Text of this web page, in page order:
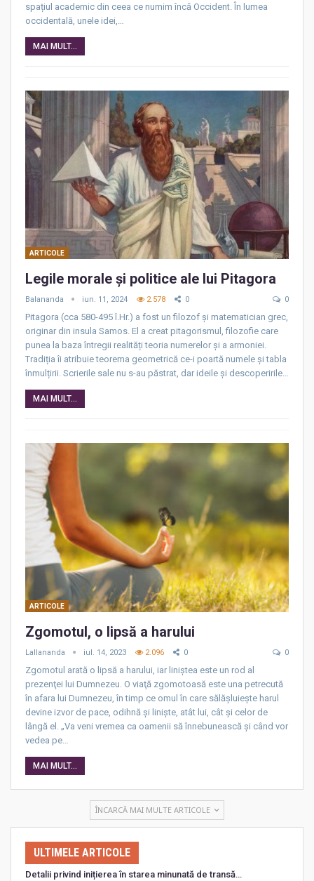
spațiul academic din ceea ce numim încă Occident. În lumea
occidentală, unele idei,…
MAI MULT...
ARTICOLE
Legile morale și politice ale lui Pitagora
Balananda iun. 11, 2024 2.578 0 0
Pitagora (cca 580-495 î.Hr.) a fost un filozof și matematician grec,
originar din insula Samos. El a creat pitagorismul, filozofie care
punea la baza întregii realități teoria numerelor și a armoniei.
Tradiția îi atribuie teorema geometrică ce-i poartă numele și tabla
înmulțirii. Scrierile sale nu s-au păstrat, dar ideile și descoperirile…
MAI MULT...
ARTICOLE
Zgomotul, o lipsă a harului
Lallananda iul. 14, 2023 2.096 0 0
Zgomotul arată o lipsă a harului, iar liniştea este un rod al
prezenţei lui Dumnezeu. O viaţă zgomotoasă este una petrecută
în afara lui Dumnezeu, în timp ce omul în care sălăşluieşte harul
devine izvor de pace, odihnă şi linişte, atât lui, cât şi celor de
lângă el. „Va veni vremea ca oamenii să înnebunească şi când vor
vedea pe…
MAI MULT...
ÎNCARCĂ MAI MULTE ARTICOLE
ULTIMELE ARTICOLE
Detalii privind inițierea în starea minunată de transă…